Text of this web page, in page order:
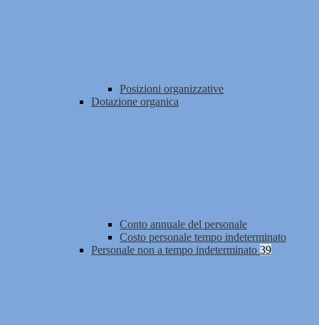
Posizioni organizzative
Dotazione organica
Conto annuale del personale
Costo personale tempo indeterminato
Personale non a tempo indeterminato 39